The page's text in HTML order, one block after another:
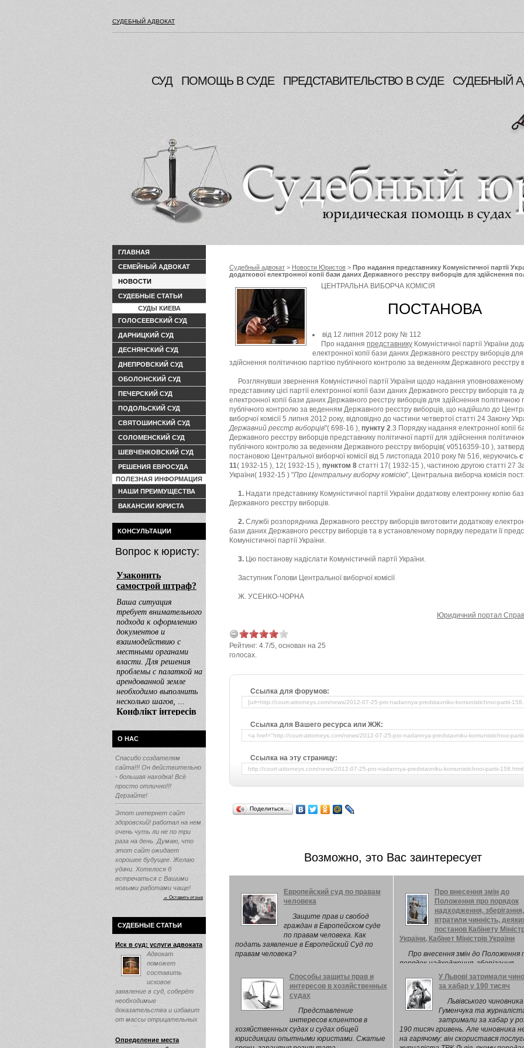
СУДЕБНЫЙ АДВОКАТ
СУД ПОМОЩЬ В СУДЕ ПРЕДСТАВИТЕЛЬСТВО В СУДЕ СУДЕБНЫЙ
ГЛАВНАЯ
СЕМЕЙНЫЙ АДВОКАТ
НОВОСТИ
СУДЕБНЫЕ СТАТЬИ
СУДЫ КИЕВА
ГОЛОСЕЕВСКИЙ СУД
ДАРНИЦКИЙ СУД
ДЕСНЯНСКИЙ СУД
ДНЕПРОВСКИЙ СУД
ОБОЛОНСКИЙ СУД
ПЕЧЕРСКИЙ СУД
ПОДОЛЬСКИЙ СУД
СВЯТОШИНСКИЙ СУД
СОЛОМЕНСКИЙ СУД
ШЕВЧЕНКОВСКИЙ СУД
РЕШЕНИЯ ЕВРОСУДА
ПОЛЕЗНАЯ ИНФОРМАЦИЯ
НАШИ ПРЕИМУЩЕСТВА
ВАКАНСИИ ЮРИСТА
КОНСУЛЬТАЦИИ
Вопрос к юристу:
О НАС
Спасибо создателям
сайта!!! Он действительно
- большая находка! Всё
просто отлично!!!
Дерзайте!
Этот интернет сайт
здоровский! работал на нем
очень чуть ли не по три
раза на день. Думаю, что
этот сайт ожидает
хорошее будущее. Желаю
удачи. Хотелося б
встречаться с Вашими
новыми работами чаще!
→ Оставить отзыв
СУДЕБНЫЕ СТАТЬИ
Иск в суд: услуги адвоката
Адвокат
поможет
составить
исковое
заявление в суд, соберёт
необходимые
доказательства и избавит
от массы отрицательных
эмоций ...
Определение места
Судебный адвокат > Новости Юристов > Про надання представнику Комуністичної партії
додаткової електронної копії бази даних Державного реєстру виборців для здійснення
комісія
ЦЕНТРАЛЬНА ВИБОРЧА КОМІСІЯ
ПОСТАНОВА
від 12 липня 2012 року № 112
Про надання представнику Комуністичної партії України
електронної копії бази даних Державного реєстру виборців для
здійснення політичною партією публічного контролю за веденням Державного реєстру
Розглянувши звернення Комуністичної партії України щодо надання уповноваженому
представнику цієї партії електронної копії бази даних Державного реєстру виборців та
електронної копії бази даних Державного реєстру виборців для здійснення політичною
публічного контролю за веденням Державного реєстру виборців, що надійшло до
виборчої комісії 5 липня 2012 року, відповідно до частини четвертої статті 24 Закону
Державний реєстр виборців"( 698-16 ), пункту 2.3 Порядку надання електронної копії
Державного реєстру виборців представнику політичної партії для здійснення
публічного контролю за веденням Державного реєстру виборців( v0516359-10 ),
постановою Центральної виборчої комісії від 5 листопада 2010 року № 516, керуючись
11( 1932-15 ), 12( 1932-15 ), пунктом 8 статті 17( 1932-15 ), частиною другою статті 27
України( 1932-15 ) "Про Центральну виборчу комісію", Центральна виборча комісія
1. Надати представнику Комуністичної партії України додаткову електронну копію
Державного реєстру виборців.
2. Службі розпорядника Державного реєстру виборців виготовити додаткову
бази даних Державного реєстру виборців та в установленому порядку передати її
Комуністичної партії України.
3. Цю постанову надіслати Комуністичній партії України.
Заступник Голови Центральної виборчої комісії
Ж. УСЕНКО-ЧОРНА
Юридичний портал
Рейтинг: 4.7/5, основан на 25
голосах.
Ссылка для форумов:
Ссылка для Вашего ресурса или ЖЖ:
Ссылка на эту страницу:
Поделиться…
Возможно, это Вас заинтересует
Европейский суд по правам
человека
Защите прав и свобод
граждан в Европейском суде
по правам человека. Как
подать заявление в Европейский Суд по
правам человека?
Способы защиты прав и
интересов в хозяйственных
судах
Представление
интересов клиентов в
хозяйственных судах и судах общей
юрисдикции опытными юристами. Сжатые
Про внесення змін до
Положення про порядок
надходження,
втратили чинність,
постанов Кабінету
України, Кабінет Міністрів України
Про внесення змін до Положення
порядок надходження, зберігання,
використання та обліку матеріалів
Державного картографо-
фонду України та визнання такими,
втратили чинність, деяких
Кабінету Міністрів України
У Львові затримали
за хабар у 190 тисяч
Львівського чиновника
Гуменчука та
затримали за хабар у
190 тисяч гривень. Але чиновника
на гарячому: він скористався